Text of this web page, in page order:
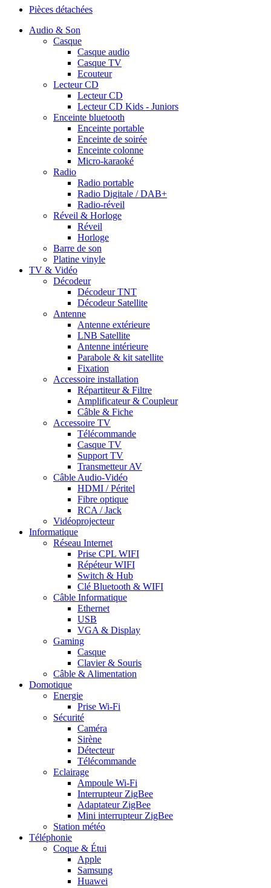
Pièces détachées
Audio & Son
Casque
Casque audio
Casque TV
Ecouteur
Lecteur CD
Lecteur CD
Lecteur CD Kids - Juniors
Enceinte bluetooth
Enceinte portable
Enceinte de soirée
Enceinte colonne
Micro-karaoké
Radio
Radio portable
Radio Digitale / DAB+
Radio-réveil
Réveil & Horloge
Réveil
Horloge
Barre de son
Platine vinyle
TV & Vidéo
Décodeur
Décodeur TNT
Décodeur Satellite
Antenne
Antenne extérieure
LNB Satellite
Antenne intérieure
Parabole & kit satellite
Fixation
Accessoire installation
Répartiteur & Filtre
Amplificateur & Coupleur
Câble & Fiche
Accessoire TV
Télécommande
Casque TV
Support TV
Transmetteur AV
Câble Audio-Vidéo
HDMI / Péritel
Fibre optique
RCA / Jack
Vidéoprojecteur
Informatique
Réseau Internet
Prise CPL WIFI
Répéteur WIFI
Switch & Hub
Clé Bluetooth & WIFI
Câble Informatique
Ethernet
USB
VGA & Display
Gaming
Casque
Clavier & Souris
Câble & Alimentation
Domotique
Energie
Prise Wi-Fi
Sécurité
Caméra
Sirène
Détecteur
Télécommande
Eclairage
Ampoule Wi-Fi
Interrupteur ZigBee
Adaptateur ZigBee
Mini interrupteur ZigBee
Station météo
Téléphonie
Coque & Étui
Apple
Samsung
Huawei